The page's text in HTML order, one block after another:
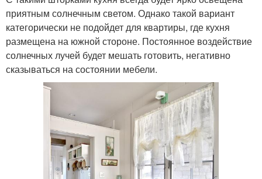
приятным солнечным светом. Однако такой вариант
категорически не подойдет для квартиры, где кухня
размещена на южной стороне. Постоянное воздействие
солнечных лучей будет мешать готовить, негативно
сказываться на состоянии мебели.